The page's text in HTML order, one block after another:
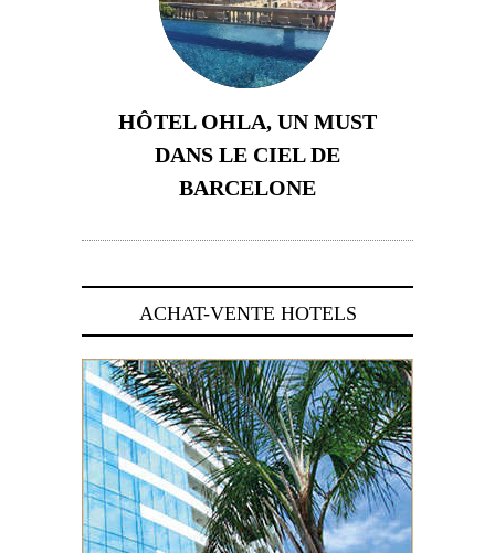
HÔTEL OHLA, UN MUST
DANS LE CIEL DE
BARCELONE
ACHAT-VENTE HOTELS